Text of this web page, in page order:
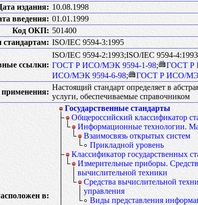
издания: 10.08.1998
введения: 01.01.1999
Код ОКП: 501400
стандартам: ISO/IEC 9594-3:1995
ссылки:
ISO/IEC 9594-2:1993;ISO/IEC 9594-
ГОСТ Р ИСО/МЭК 9594-1-98; ГОСТ Р
ИСО/МЭК 9594-6-98;
ГОСТ Р ИСО/
Настоящий стандарт определяет в
услуги, обеспечиваемые справочником
в:
Государственные стандарты
Общероссийский классификатор
Информационные технологии.
Взаимосвязь открытых систем
Прикладной уровень
Классификатор государственных
Измерительные приборы.
вычислительной техники
Средства вычислительной
управления
Виды представления